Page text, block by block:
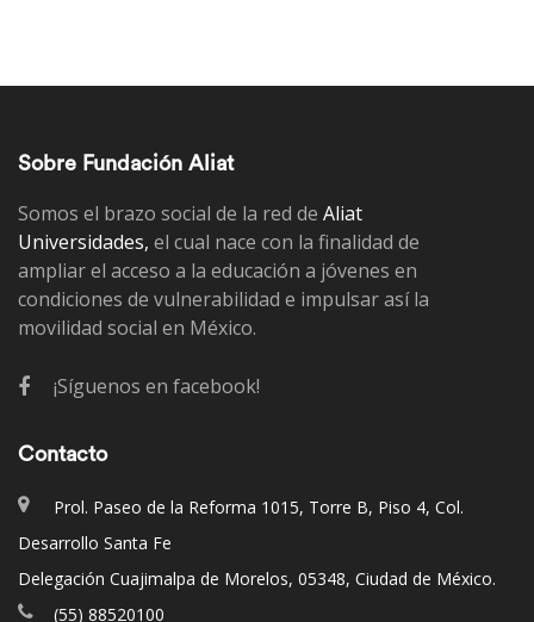
Sobre Fundación Aliat
Somos el brazo social de la red de Aliat
Universidades, el cual nace con la finalidad de
ampliar el acceso a la educación a jóvenes en
condiciones de vulnerabilidad e impulsar así la
movilidad social en México.
¡Síguenos en facebook!
Contacto
Prol. Paseo de la Reforma 1015, Torre B, Piso 4, Col.
Desarrollo Santa Fe
Delegación Cuajimalpa de Morelos, 05348, Ciudad de México.
(55) 88520100